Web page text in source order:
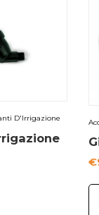
D'Irrigazione
€